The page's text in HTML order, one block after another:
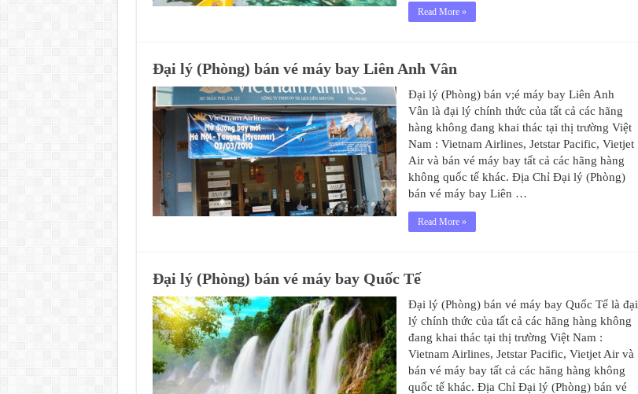
Read More »
Đại lý (Phòng) bán vé máy bay Liên Anh Vân
Đại lý (Phòng) bán v;é máy bay Liên Anh
Vân là đại lý chính thức của tất cả các hãng
hàng không đang khai thác tại thị trường Việt
Nam : Vietnam Airlines, Jetstar Pacific, Vietjet
Air và bán vé máy bay tất cả các hãng hàng
không quốc tế khác. Địa Chỉ Đại lý (Phòng)
bán vé máy bay Liên …
Read More »
Đại lý (Phòng) bán vé máy bay Quốc Tế
Đại lý (Phòng) bán vé máy bay Quốc Tế là đại
lý chính thức của tất cả các hãng hàng không
đang khai thác tại thị trường Việt Nam :
Vietnam Airlines, Jetstar Pacific, Vietjet Air và
bán vé máy bay tất cả các hãng hàng không
quốc tế khác. Địa Chỉ Đại lý (Phòng) bán vé